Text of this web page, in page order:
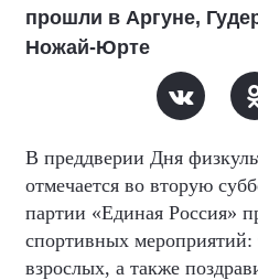
прошли в Аргуне,
Ножай-Юрте
В преддверии Дня
отмечается во вторую
партии «Единая Россия»
спортивных
взрослых, а также